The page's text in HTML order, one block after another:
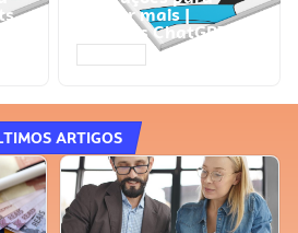
vender mais |
Prompts ChatGPT
ARTIGOS